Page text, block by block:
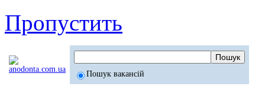
Пропустить
Пошук вакансій